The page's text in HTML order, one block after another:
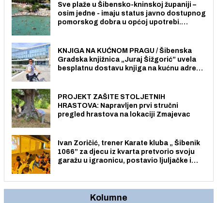
Sve plaže u Šibensko-kninskoj županiji –
osim jedne - imaju status javno dostupnog
pomorskog dobra u općoj upotrebi.
KNJIGA NA KUĆNOM PRAGU / Šibenska
Gradska knjižnica „Juraj Šižgorić” uvela
besplatnu dostavu knjiga na kućnu adresu
PROJEKT ZAŠITE STOLJETNIH
HRASTOVA: Napravljen prvi stručni
pregled hrastova na lokaciji Zmajevac
Ivan Zoričić, trener Karate kluba „ Šibenik
1066” za djecu iz kvarta pretvorio svoju
garažu u igraonicu, postavio ljuljačke i
Kolumne